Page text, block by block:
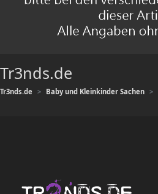
Tr3nds.de
Tr3nds.de Baby und Kleinkinder Sachen